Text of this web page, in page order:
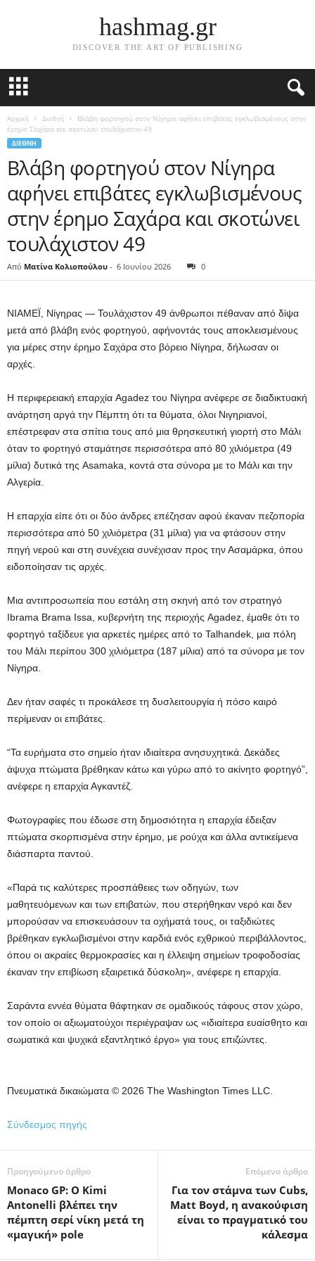
hashmag.gr
DISCOVER THE ART OF PUBLISHING
Αρχική Διεθνή
Βλάβη φορτηγού στον Νίγηρα αφήνει επιβάτες εγκλωβισμένους στην
έρημο Σαχάρα και σκοτώνει τουλάχιστον 49
ΔΙΕΘΝΉ
Βλάβη φορτηγού στον Νίγηρα
αφήνει επιβάτες εγκλωβισμένους
στην έρημο Σαχάρα και σκοτώνει
τουλάχιστον 49
Από Ματίνα Κολιοπούλου - 6 Ιουνίου 2026 0
ΝΙΑΜΕΪ, Νίγηρας — Τουλάχιστον 49 άνθρωποι πέθαναν από δίψα
μετά από βλάβη ενός φορτηγού, αφήνοντάς τους αποκλεισμένους
για μέρες στην έρημο Σαχάρα στο βόρειο Νίγηρα, δήλωσαν οι
αρχές.
Η περιφερειακή επαρχία Agadez του Νίγηρα ανέφερε σε διαδικτυακή
ανάρτηση αργά την Πέμπτη ότι τα θύματα, όλοι Νιγηριανοί,
επέστρεφαν στα σπίτια τους από μια θρησκευτική γιορτή στο Μάλι
όταν το φορτηγό σταμάτησε περισσότερα από 80 χιλιόμετρα (49
μίλια) δυτικά της Asamaka, κοντά στα σύνορα με το Μάλι και την
Αλγερία.
Η επαρχία είπε ότι οι δύο άνδρες επέζησαν αφού έκαναν πεζοπορία
περισσότερα από 50 χιλιόμετρα (31 μίλια) για να φτάσουν στην
πηγή νερού και στη συνέχεια συνέχισαν προς την Ασαμάρκα, όπου
ειδοποίησαν τις αρχές.
Μια αντιπροσωπεία που εστάλη στη σκηνή από τον στρατηγό
Ibrama Brama Issa, κυβερνήτη της περιοχής Agadez, έμαθε ότι το
φορτηγό ταξίδευε για αρκετές ημέρες από το Talhandek, μια πόλη
του Μάλι περίπου 300 χιλιόμετρα (187 μίλια) από τα σύνορα με τον
Νίγηρα.
Δεν ήταν σαφές τι προκάλεσε τη δυσλειτουργία ή πόσο καιρό
περίμεναν οι επιβάτες.
“Τα ευρήματα στο σημείο ήταν ιδιαίτερα ανησυχητικά. Δεκάδες
άψυχα πτώματα βρέθηκαν κάτω και γύρω από το ακίνητο φορτηγό”,
ανέφερε η επαρχία Αγκαντέζ.
Φωτογραφίες που έδωσε στη δημοσιότητα η επαρχία έδειξαν
πτώματα σκορπισμένα στην έρημο, με ρούχα και άλλα αντικείμενα
διάσπαρτα παντού.
«Παρά τις καλύτερες προσπάθειες των οδηγών, των
μαθητευόμενων και των επιβατών, που στερήθηκαν νερό και δεν
μπορούσαν να επισκευάσουν τα οχήματά τους, οι ταξιδιώτες
βρέθηκαν εγκλωβισμένοι στην καρδιά ενός εχθρικού περιβάλλοντος,
όπου οι ακραίες θερμοκρασίες και η έλλειψη σημείων τροφοδοσίας
έκαναν την επιβίωση εξαιρετικά δύσκολη», ανέφερε η επαρχία.
Σαράντα εννέα θύματα θάφτηκαν σε ομαδικούς τάφους στον χώρο,
τον οποίο οι αξιωματούχοι περιέγραψαν ως «ιδιαίτερα ευαίσθητο και
σωματικά και ψυχικά εξαντλητικό έργο» για τους επιζώντες.
Πνευματικά δικαιώματα © 2026 The Washington Times LLC.
Σύνδεσμος πηγής
Προηγούμενο άρθρο
Monaco GP: Ο Kimi
Antonelli βλέπει την
πέμπτη σερί νίκη μετά τη
«μαγική» pole
Επόμενο άρθρο
Για τον στάμνα των Cubs,
Matt Boyd, η ανακούφιση
είναι το πραγματικό του
κάλεσμα